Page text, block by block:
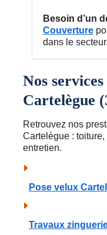
Besoin d’un
Couverture
dans le secteur.
Nos
Cartelègue
Retrouvez nos
Cartelègue :
entretien.
Pose velux
Travaux